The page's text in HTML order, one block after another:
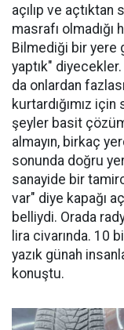
açılıp ve
masrafı olmadığı
Bilmediği bir yere
yaptık"
da onlardan
kurtardığımız
şeyler basit
almayın, birkaç
sonunda doğru
sanayide bir
var" diye kapağı
belliydi. Orada
lira civarında. 10
yazık günah
konuştu.